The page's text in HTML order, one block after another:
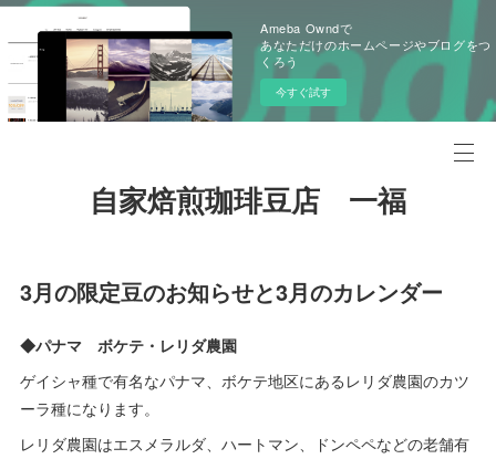
Ameba Owndで
あなただけのホームページやブログをつ
くろう
今すぐ試す
自家焙煎珈琲豆店 一福
3月の限定豆のお知らせと3月のカレンダー
◆パナマ ボケテ・レリダ農園
ゲイシャ種で有名なパナマ、ボケテ地区にあるレリダ農園のカツ
ーラ種になります。
レリダ農園はエスメラルダ、ハートマン、ドンペペなどの老舗有